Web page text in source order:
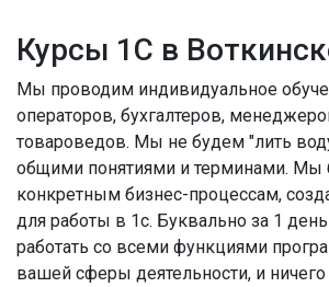
Курсы 1С в
Мы проводим индивидуальное
операторов, бухгалтеров,
товароведов. Мы не будем "лить
общими понятиями и терминами. Мы
конкретным бизнес-процессам,
для работы в 1с. Буквально за 1
работать со всеми функциями
вашей сферы деятельности, и